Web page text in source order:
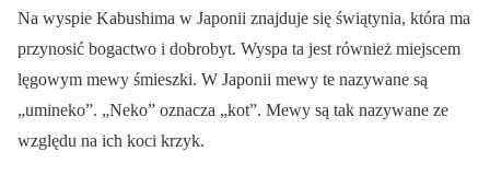
Na wyspie Kabushima w Japonii znajduje się świątynia, która ma
przynosić bogactwo i dobrobyt. Wyspa ta jest również miejscem
lęgowym mewy śmieszki. W Japonii mewy te nazywane są
„umineko”. „Neko” oznacza „kot”. Mewy są tak nazywane ze
względu na ich koci krzyk.